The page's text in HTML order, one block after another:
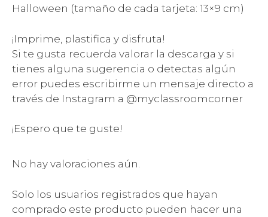
Halloween (tamaño de cada tarjeta: 13×9 cm)
¡Imprime, plastifica y disfruta!
Si te gusta recuerda valorar la descarga y si
tienes alguna sugerencia o detectas algún
error puedes escribirme un mensaje directo a
través de Instagram a @myclassroomcorner
¡Espero que te guste!
No hay valoraciones aún.
Solo los usuarios registrados que hayan
comprado este producto pueden hacer una